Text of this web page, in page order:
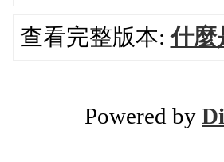
查看完整版本:什麼
Powered by